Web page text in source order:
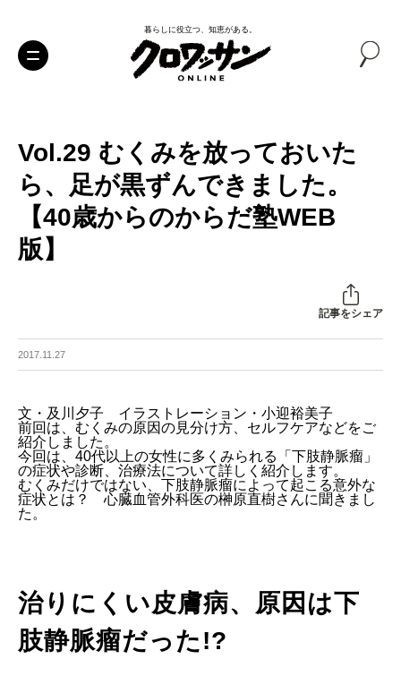
暮らしに役立つ、知恵がある。
Vol.29 むくみを放っておいた
ら、足が黒ずんできました。
【40歳からのからだ塾WEB
版】
記事をシェア
2017.11.27
文・及川夕子 イラストレーション・小迎裕美子
前回は、むくみの原因の見分け方、セルフケアなどをご
紹介しました。
今回は、40代以上の女性に多くみられる「下肢静脈瘤」
の症状や診断、治療法について詳しく紹介します。
むくみだけではない、下肢静脈瘤によって起こる意外な
症状とは？ 心臓血管外科医の榊原直樹さんに聞きまし
た。
治りにくい皮膚病、原因は下
肢静脈瘤だった!?